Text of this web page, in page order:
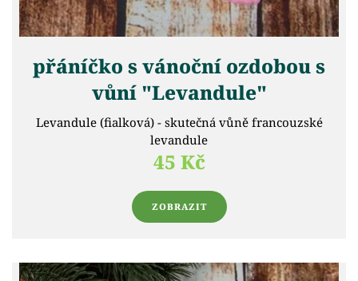
přáníčko s vánoční ozdobou s
vůní "Levandule"
Levandule (fialková) - skutečná vůně francouzské
levandule
45 Kč
ZOBRAZIT